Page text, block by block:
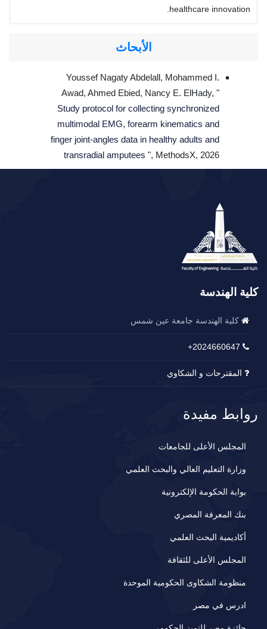
healthcare innovation.
الأبحاث
Youssef Nagaty Abdelall, Mohammed I.
Awad, Ahmed Ebied, Nancy E. ElHady, "
Study protocol for collecting synchronized
multimodal EMG, forearm kinematics and
finger joint-angles data in healthy adults and
transradial amputees ", MethodsX, 2026
كلية الهندسة
كلية الهندسة جامعة عين شمس
2024660647+
المقترحات و الشكاوي
روابط مفيدة
المجلس الأعلى للجامعات
وزارة التعليم العالي والبحث العلمي
بوابة الحكومة الإلكترونية
بنك المعرفة المصري
أكاديمية البحث العلمي
المجلس الأعلى للثقافة
منظومة الشكاوى الحكومية الموحدة
ادرس في مصر